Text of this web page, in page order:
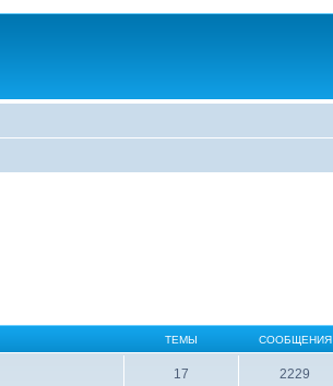
ТЕМЫ СООБЩЕНИЯ
17 2229